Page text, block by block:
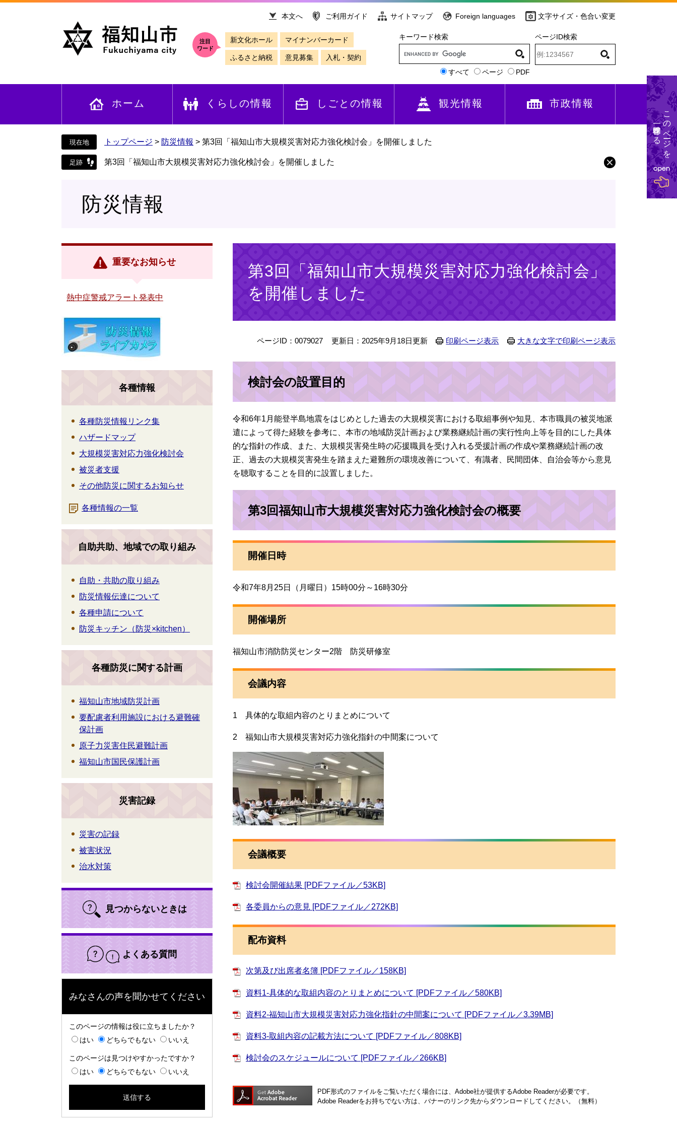
文
本文へ ご利用ガイド サイトマップ Foreign languages 文字サイズ・色合い変更
注目
ワード
新文化ホール マイナンバーカード
ふるさと納税 意見募集 入札・契約
キーワード検索
すべて ページ PDF
ページID検索
ホーム くらしの情報 しごとの情報 観光情報 市政情報
トップページ > 防災情報 > 第3回「福知山市大規模災害対応力強化検討会」を開催しました
第3回「福知山市大規模災害対応力強化検討会」を開催しました
防災情報
第3回「福知山市大規模災害対応力強化検討会」
を開催しました
ページID：0079027 更新日：2025年9月18日更新 印刷ページ表示 大きな文字で印刷ページ表示
検討会の設置目的
令和6年1月能登半島地震をはじめとした過去の大規模災害における取組事例や知見、本市職員の被災地派
遣によって得た経験を参考に、本市の地域防災計画および業務継続計画の実行性向上等を目的にした具体
的な指針の作成、また、大規模災害発生時の応援職員を受け入れる受援計画の作成や業務継続計画の改
正、過去の大規模災害発生を踏まえた避難所の環境改善について、有識者、民間団体、自治会等から意見
を聴取することを目的に設置しました。
第3回福知山市大規模災害対応力強化検討会の概要
開催日時
令和7年8月25日（月曜日）15時00分～16時30分
開催場所
福知山市消防防災センター2階 防災研修室
会議内容
1 具体的な取組内容のとりまとめについて
2 福知山市大規模災害対応力強化指針の中間案について
会議概要
検討会開催結果 [PDFファイル／53KB]
各委員からの意見 [PDFファイル／272KB]
配布資料
次第及び出席者名簿 [PDFファイル／158KB]
資料1-具体的な取組内容のとりまとめについて [PDFファイル／580KB]
資料2-福知山市大規模災害対応力強化指針の中間案について [PDFファイル／3.39MB]
資料3-取組内容の記載方法について [PDFファイル／808KB]
検討会のスケジュールについて [PDFファイル／266KB]
PDF形式のファイルをご覧いただく場合には、Adobe社が提供するAdobe Readerが必要です。
Adobe Readerをお持ちでない方は、バナーのリンク先からダウンロードしてください。（無料）
重要なお知らせ
熱中症警戒アラート発表中
各種情報
各種防災情報リンク集
ハザードマップ
大規模災害対応力強化検討会
被災者支援
その他防災に関するお知らせ
各種情報の一覧
自助共助、地域での取り組み
自助・共助の取り組み
防災情報伝達について
各種申請について
防災キッチン（防災×kitchen）
各種防災に関する計画
福知山市地域防災計画
要配慮者利用施設における避難確
保計画
原子力災害住民避難計画
福知山市国民保護計画
災害記録
災害の記録
被害状況
治水対策
見つからないときは
よくある質問
みなさんの声を聞かせてください
このページの情報は役に立ちましたか？
はい
どちらでもない いいえ
このページは見つけやすかったですか？
はい
どちらでもない いいえ
このページを
一時保存する